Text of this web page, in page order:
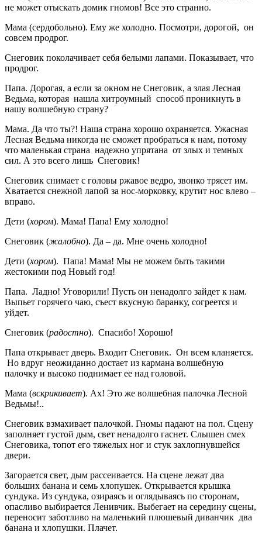
не может отыскать домик гномов! Все это странно.
Мама (сердобольно). Ему же холодно. Посмотри, дорогой, он
совсем продрог.
Снеговик поколачивает себя белыми лапами. Показывает, что
продрог.
Папа. Дорогая, а если за окном не Снеговик, а злая Лесная
Ведьма, которая нашла хитроумный способ проникнуть в
нашу волшебную страну?
Мама. Да что ты?! Наша страна хорошо охраняется. Ужасная
Лесная Ведьма никогда не сможет пробраться к нам, потому
что маленькая страна надежно упрятана от злых и темных
сил. А это всего лишь Снеговик!
Снеговик снимает с головы ржавое ведро, звонко трясет им.
Хватается снежной лапой за нос-морковку, крутит нос влево –
вправо.
Дети (хором). Мама! Папа! Ему холодно!
Снеговик (жалобно). Да – да. Мне очень холодно!
Дети (хором). Папа! Мама! Мы не можем быть такими
жестокими под Новый год!
Папа. Ладно! Уговорили! Пусть он ненадолго зайдет к нам.
Выпьет горячего чаю, съест вкусную баранку, согреется и
уйдет.
Снеговик (радостно). Спасибо! Хорошо!
Папа открывает дверь. Входит Снеговик. Он всем кланяется.
Но вдруг неожиданно достает из кармана волшебную
палочку и высоко поднимает ее над головой.
Мама (вскрикивает). Ах! Это же волшебная палочка Лесной
Ведьмы!..
Снеговик взмахивает палочкой. Гномы падают на пол. Сцену
заполняет густой дым, свет ненадолго гаснет. Слышен смех
Снеговика, топот его тяжелых ног и стук захлопнувшейся
двери.
Загорается свет, дым рассеивается. На сцене лежат два
больших банана и семь хлопушек. Открывается крышка
сундука. Из сундука, озираясь и оглядываясь по сторонам,
опасливо выбирается Ленивчик. Выбегает на середину сцены,
переносит заботливо на маленький плюшевый диванчик два
банана и хлопушки. Плачет.